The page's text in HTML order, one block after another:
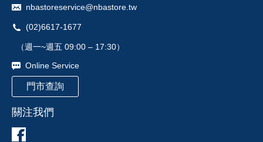
nbastoreservice@nbastore.tw
(02)6617-1677
（週一~週五 09:00 – 17:30）
Online Service
門市查詢
關注我們